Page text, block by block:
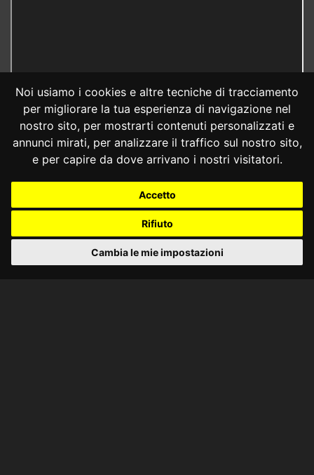
Noi usiamo i cookies e altre tecniche di tracciamento
per migliorare la tua esperienza di navigazione nel
nostro sito, per mostrarti contenuti personalizzati e
annunci mirati, per analizzare il traffico sul nostro sito,
e per capire da dove arrivano i nostri visitatori.
Accetto
Rifiuto
Cambia le mie impostazioni